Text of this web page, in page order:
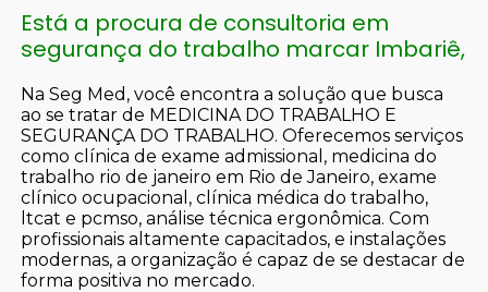
Está a procura de consultoria em
segurança do trabalho marcar Imbariê,
Na Seg Med, você encontra a solução que busca
ao se tratar de MEDICINA DO TRABALHO E
SEGURANÇA DO TRABALHO. Oferecemos serviços
como clínica de exame admissional, medicina do
trabalho rio de janeiro em Rio de Janeiro, exame
clínico ocupacional, clínica médica do trabalho,
ltcat e pcmso, análise técnica ergonômica. Com
profissionais altamente capacitados, e instalações
modernas, a organização é capaz de se destacar de
forma positiva no mercado.